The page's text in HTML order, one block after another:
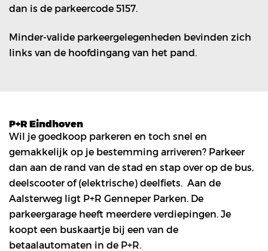
dan is de parkeercode 5157.
Minder-valide parkeergelegenheden bevinden zich
links van de hoofdingang van het pand.
P+R Eindhoven
Wil je goedkoop parkeren en toch snel en
gemakkelijk op je bestemming arriveren? Parkeer
dan aan de rand van de stad en stap over op de bus,
deelscooter of (elektrische) deelfiets. Aan de
Aalsterweg ligt P+R Genneper Parken. De
parkeergarage heeft meerdere verdiepingen. Je
koopt een buskaartje bij een van de
betaalautomaten in de P+R.